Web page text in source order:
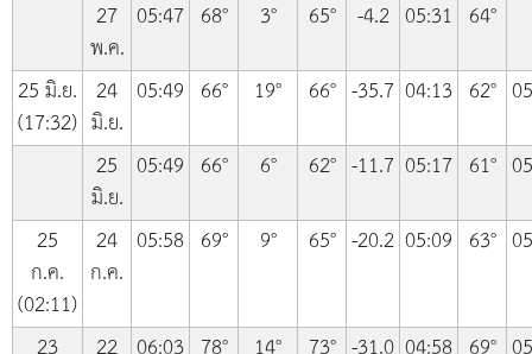
27
พ.ค.
05:47 68° 3° 65° -4.2 05:31 64°
25 มิ.ย.
(17:32)
24
มิ.ย.
05:49 66° 19° 66° -35.7 04:13 62°
25
มิ.ย.
05:49 66° 6° 62° -11.7 05:17 61°
25
ก.ค.
(02:11)
24
ก.ค.
05:58 69° 9° 65° -20.2 05:09 63°